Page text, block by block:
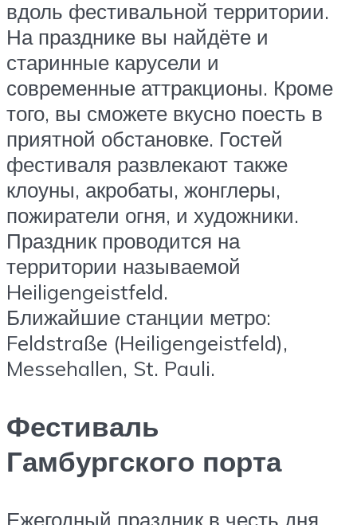
вдоль фестивальной территории.
На празднике вы найдёте и
старинные карусели и
современные аттракционы. Кроме
того, вы сможете вкусно поесть в
приятной обстановке. Гостей
фестиваля развлекают также
клоуны, акробаты, жонглеры,
пожиратели огня, и художники.
Праздник проводится на
территории называемой
Heiligengeistfeld.
Ближайшие станции метро:
Feldstraße (Heiligengeistfeld)‎,
Messehallen‎, St. Pauli.
Фестиваль
Гамбургского порта
Ежегодный праздник в честь дня